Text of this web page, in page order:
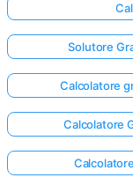
Solutore
Calcolatore
Calcolatore